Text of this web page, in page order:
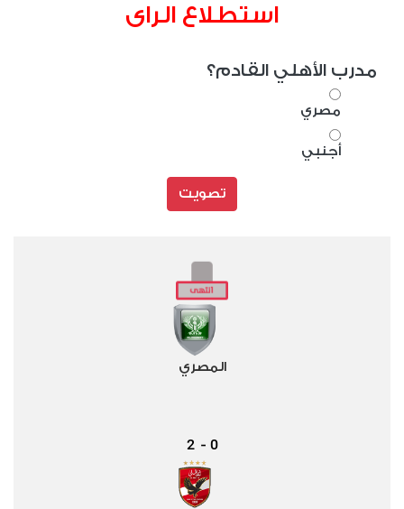
استطلاع الراى
مدرب الأهلي القادم؟
مصري
أجنبي
تصويت
المصري
0
-
2